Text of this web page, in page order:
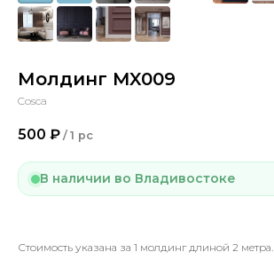
Молдинг MX009
Cosca
500 ₽ / 1 pc
В наличии во Владивостоке
Стоимость указана за 1 молдинг длиной 2 метра.